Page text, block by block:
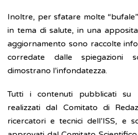
Inoltre, per sfatare molte
in tema di salute, in una
aggiornamento sono raccolte
corredate dalle spiegazioni
dimostrano l’infondatezza.
Tutti i contenuti pubblicati su
realizzati dal Comitato di
ricercatori e tecnici dell’ISS, e